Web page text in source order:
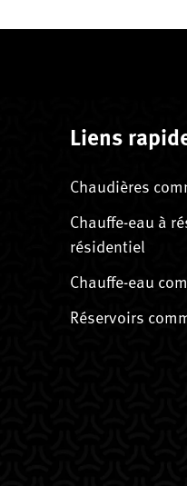
Liens
Chaudières
Chauffe-eau à
résidentiel
Chauffe-eau
Réservoirs